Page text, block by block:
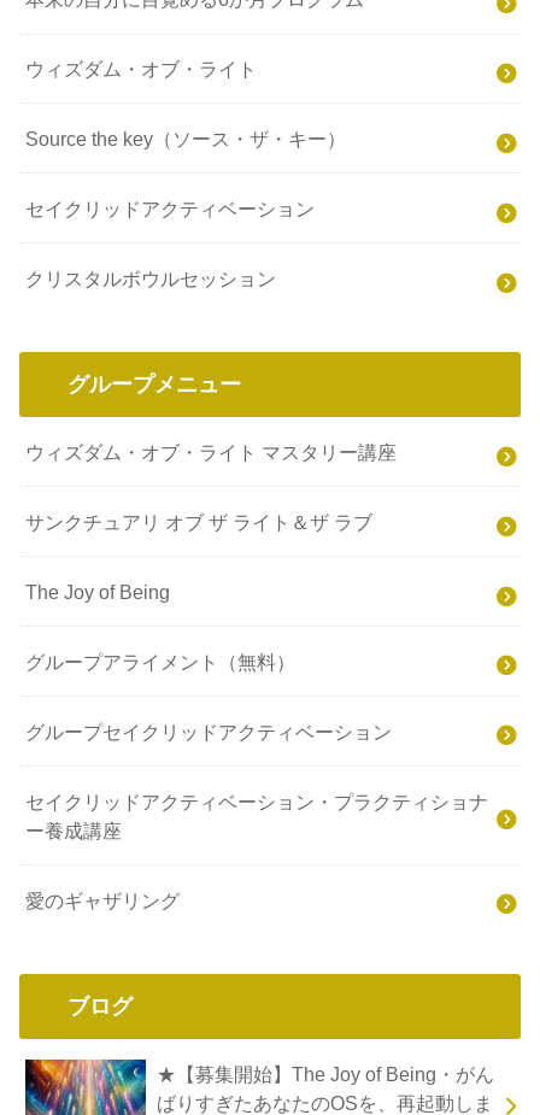
ウィズダム・オブ・ライト
Source the key（ソース・ザ・キー）
セイクリッドアクティベーション
クリスタルボウルセッション
グループメニュー
ウィズダム・オブ・ライト マスタリー講座
サンクチュアリ オブ ザ ライト＆ザ ラブ
The Joy of Being
グループアライメント（無料）
グループセイクリッドアクティベーション
セイクリッドアクティベーション・プラクティショナ
ー養成講座
愛のギャザリング
ブログ
★【募集開始】The Joy of Being・がん
ばりすぎたあなたのOSを、再起動しま